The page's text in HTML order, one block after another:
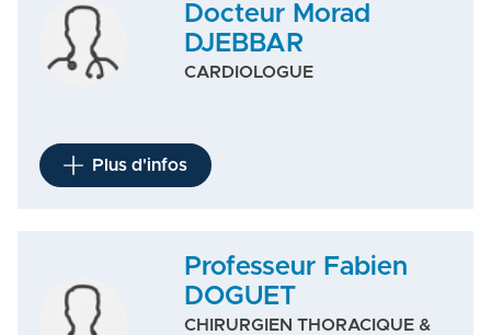
Docteur Morad
DJEBBAR
CARDIOLOGUE
Plus d'infos
Professeur Fabien
DOGUET
CHIRURGIEN THORACIQUE &